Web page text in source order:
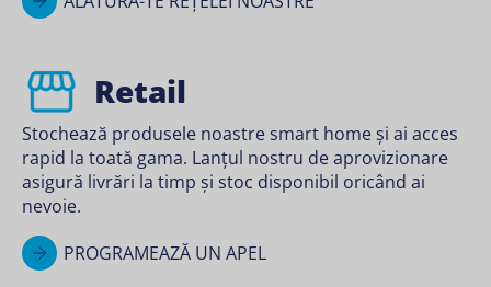
Retail
Stochează produsele noastre smart home și ai acces
rapid la toată gama. Lanțul nostru de aprovizionare
asigură livrări la timp și stoc disponibil oricând ai
nevoie.
PROGRAMEAZĂ UN APEL